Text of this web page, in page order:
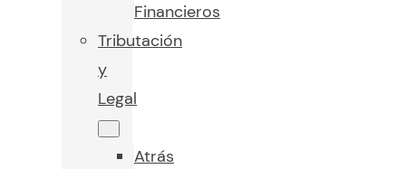
Financieros
Tributación
y
Legal
Atrás